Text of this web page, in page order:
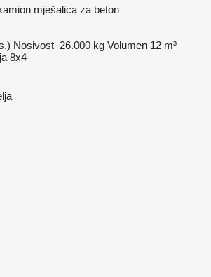
mješalica za beton
Nosivost 26.000 kg Volumen 12 m³
8x4